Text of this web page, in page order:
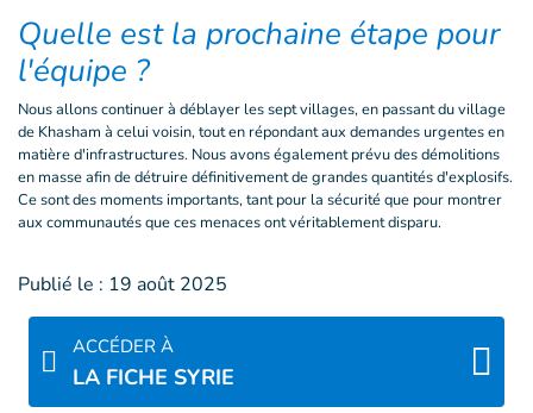
Quelle est la prochaine étape pour
l'équipe ?
Nous allons continuer à déblayer les sept villages, en passant du village
de Khasham à celui voisin, tout en répondant aux demandes urgentes en
matière d'infrastructures. Nous avons également prévu des démolitions
en masse afin de détruire définitivement de grandes quantités d'explosifs.
Ce sont des moments importants, tant pour la sécurité que pour montrer
aux communautés que ces menaces ont véritablement disparu.
Publié le : 19 août 2025
ACCÉDER À
LA FICHE SYRIE